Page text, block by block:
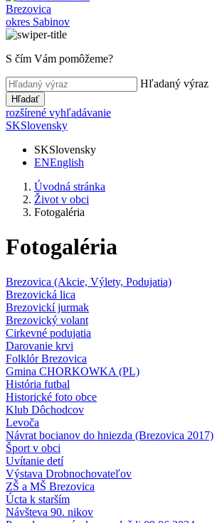
Brezovica
okres Sabinov
S čím Vám pomôžeme?
Hľadaný výraz
Hľadať
rozšírené vyhľadávanie
SKSlovensky
SKSlovensky
ENEnglish
Úvodná stránka
Život v obci
Fotogaléria
Fotogaléria
Brezovica (Akcie, Výlety, Podujatia)
Brezovická lica
Brezovickí jurmak
Brezovický volant
Cirkevné podujatia
Darovanie krvi
Folklór Brezovica
Gmina CHORKOWKA (PL)
História futbal
Historické foto obce
Klub Dôchodcov
Levoča
Návrat bocianov do hniezda (Brezovica 2017)
Šport v obci
Uvítanie detí
Výstava Drobnochovateľov
ZŠ a MŠ Brezovica
Úcta k starším
Návšteva 90. nikov